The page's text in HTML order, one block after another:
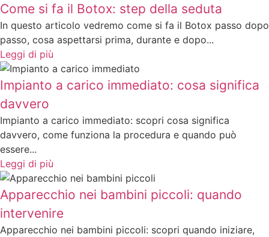
Come si fa il Botox: step della seduta
In questo articolo vedremo come si fa il Botox passo dopo
passo, cosa aspettarsi prima, durante e dopo...
Leggi di più
Impianto a carico immediato: cosa significa
davvero
Impianto a carico immediato: scopri cosa significa
davvero, come funziona la procedura e quando può
essere...
Leggi di più
Apparecchio nei bambini piccoli: quando
intervenire
Apparecchio nei bambini piccoli: scopri quando iniziare,